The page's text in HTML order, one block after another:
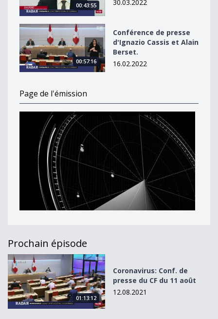
00:43:55
30.03.2022
Conférence de presse d&#039;Ignazio Cassis et Alain
00:57:16
Conférence de presse
d'Ignazio Cassis et Alain
Berset.
16.02.2022
Page de l'émission
Prochain épisode
Coronavirus: Conf. de presse du CF du 11 août
01:13:12
Coronavirus: Conf. de
presse du CF du 11 août
12.08.2021